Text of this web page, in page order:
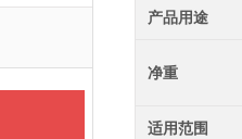
产品用途
净重
适用范围